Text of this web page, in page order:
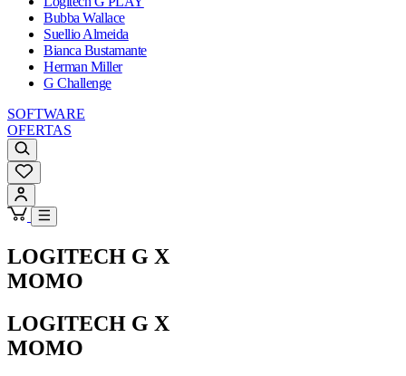
Bubba Wallace
Suellio Almeida
Bianca Bustamante
Herman Miller
G Challenge
SOFTWARE
OFERTAS
LOGITECH G X
MOMO
LOGITECH G X
MOMO